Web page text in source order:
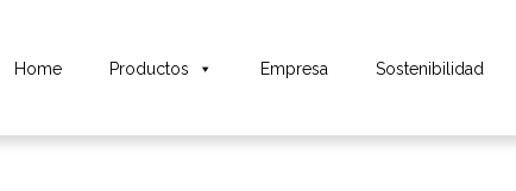
Home Productos Empresa Sostenibilidad